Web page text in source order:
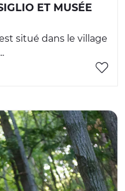
ET MUSÉE
situé dans le village